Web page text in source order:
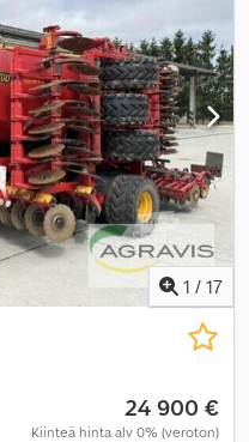
1 / 17
24 900 €
Kiinteä hinta alv 0% (veroton)